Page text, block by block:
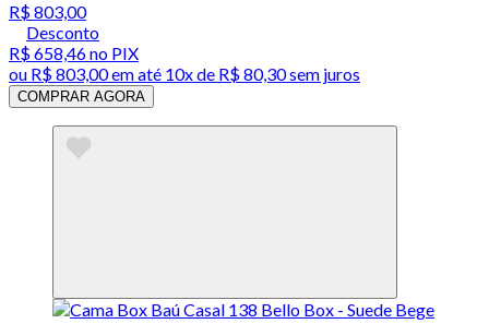
R$ 803,00
Desconto
R$ 658,46no PIX
ou R$ 803,00em até 10x de R$ 80,30 sem juros
COMPRAR AGORA